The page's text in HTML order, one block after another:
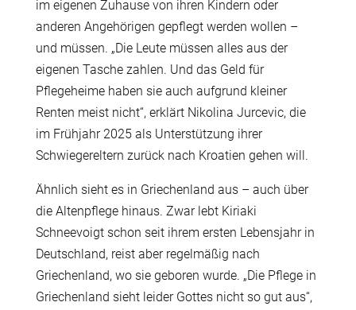
im eigenen Zuhause von ihren Kindern oder
anderen Angehörigen gepflegt werden wollen –
und müssen. „Die Leute müssen alles aus der
eigenen Tasche zahlen. Und das Geld für
Pflegeheime haben sie auch aufgrund kleiner
Renten meist nicht“, erklärt Nikolina Jurcevic, die
im Frühjahr 2025 als Unterstützung ihrer
Schwiegereltern zurück nach Kroatien gehen will.
Ähnlich sieht es in Griechenland aus – auch über
die Altenpflege hinaus. Zwar lebt Kiriaki
Schneevoigt schon seit ihrem ersten Lebensjahr in
Deutschland, reist aber regelmäßig nach
Griechenland, wo sie geboren wurde. „Die Pflege in
Griechenland sieht leider Gottes nicht so gut aus“,